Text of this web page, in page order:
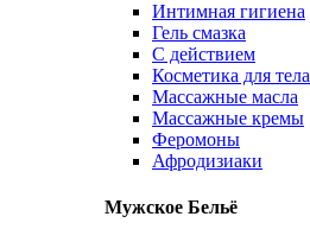
Интимная гигиена
Гель смазка
С действием
Косметика для тела
Массажные масла
Массажные кремы
Феромоны
Афродизиаки
Мужское Бельё